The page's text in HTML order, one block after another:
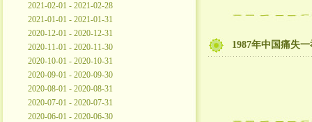
2021-02-01 - 2021-02-28
2021-01-01 - 2021-01-31
2020-12-01 - 2020-12-31
2020-11-01 - 2020-11-30
2020-10-01 - 2020-10-31
2020-09-01 - 2020-09-30
2020-08-01 - 2020-08-31
2020-07-01 - 2020-07-31
2020-06-01 - 2020-06-30
1987年中国痛失